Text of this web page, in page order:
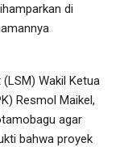
di
Wakil Ketua
Resmol Maikel,
agar
bahwa proyek